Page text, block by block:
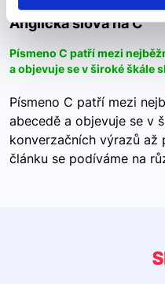
Anglická slova na C
Písmeno C patří mezi
a objevuje se v široké škále
Písmeno C patří mezi
abecedě a objevuje se v
konverzačních výrazů
článku se podíváme na